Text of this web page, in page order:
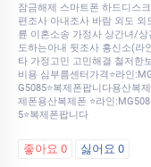
잠금해제 스마트폰 하드디스
편조사 아내조사 바람 외도 외
륜 이혼소송 가정사 상간녀/
도하는아내 뒷조사 흥신소(라
타 가정고민 고민해결 철저한
비용 심부름센터가격⭐라인
G5085⭐복제폰팝니다용산복
제폰용산복제폰 ⭐라인
5⭐복제폰팝니다
좋아요 0 싫어요 0